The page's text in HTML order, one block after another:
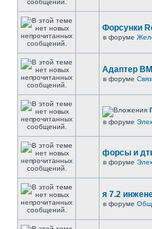
Форсунки
в форуме
Адаптер
в форуме
в форуме
форсы и
в форуме
я 7.2
в форуме